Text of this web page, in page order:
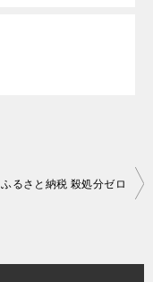
ふるさと納税 殺処分ゼロ